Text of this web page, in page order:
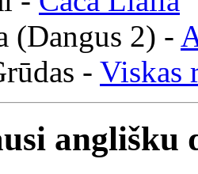
(Dangus 2) -
- Viskas
anglišku